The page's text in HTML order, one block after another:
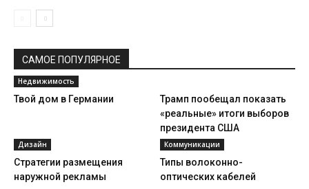
САМОЕ ПОПУЛЯРНОЕ
Недвижимость
Твой дом в Германии
Трамп пообещал показать
«реальные» итоги выборов
президента США
Дизайн
Стратегии размещения
наружной рекламы
Коммуникации
Типы волоконно-
оптических кабелей